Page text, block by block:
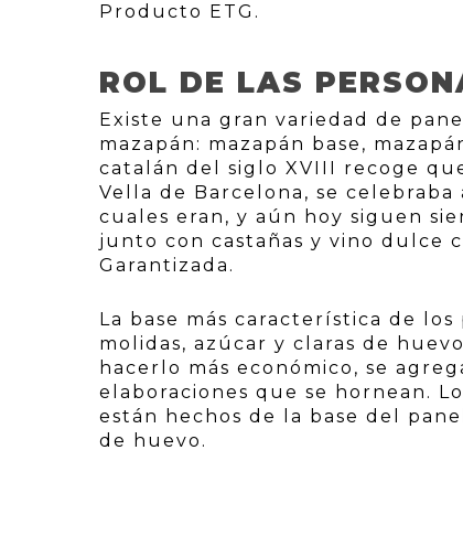
Producto ETG.
ROL DE LAS
Existe una gran variedad de
mazapán: mazapán base,
catalán del siglo XVIII recoge
Vella de Barcelona, se
cuales eran, y aún hoy siguen
junto con castañas y vino dulce
Garantizada.
La base más característica de
molidas, azúcar y claras de
hacerlo más económico, se
elaboraciones que se hornean.
están hechos de la base del
de huevo.